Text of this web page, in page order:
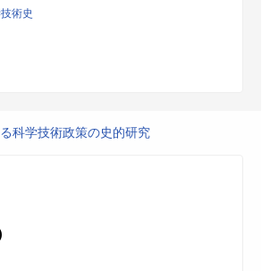
術史
科学技術政策の史的研究